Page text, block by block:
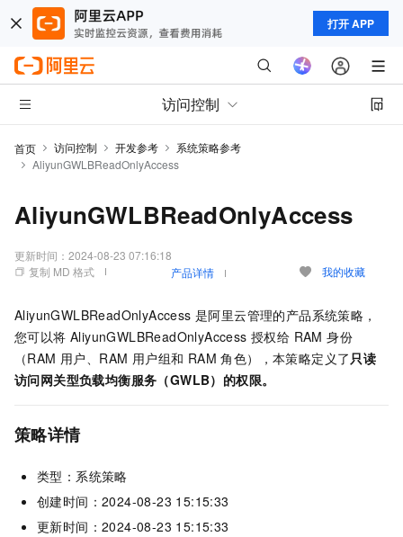
打开 APP
访问控制
首页 访问控制 开发参考
系统策略参考
AliyunGWLBReadOnlyAccess
AliyunGWLBReadOnlyAccess
更新时间： 2024-08-23 07:16:18
复制 MD 格式
产品详情 我的收藏
AliyunGWLBReadOnlyAccess 是阿里云管理的产品系统策略，
您可以将 AliyunGWLBReadOnlyAccess 授权给 RAM 身份
（RAM 用户、RAM 用户组和 RAM 角色），本策略定义了只读
访问网关型负载均衡服务（GWLB）的权限。
策略详情
类型：系统策略
创建时间：2024-08-23 15:15:33
更新时间：2024-08-23 15:15:33